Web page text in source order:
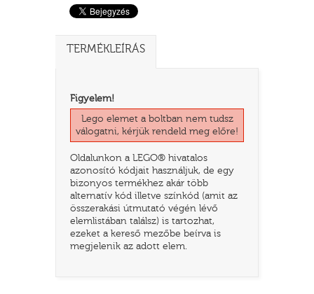
TERMÉKLEÍRÁS
Figyelem!
Lego elemet a boltban nem tudsz
válogatni, kérjük rendeld meg előre!
Oldalunkon a LEGO® hivatalos
azonosító kódjait használjuk, de egy
bizonyos termékhez akár több
alternatív kód illetve színkód (amit az
összerakási útmutató végén lévő
elemlistában találsz) is tartozhat,
ezeket a kereső mezőbe beírva is
megjelenik az adott elem.